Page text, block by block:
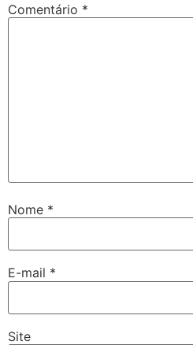
Comentário *
Nome *
E-mail *
Site